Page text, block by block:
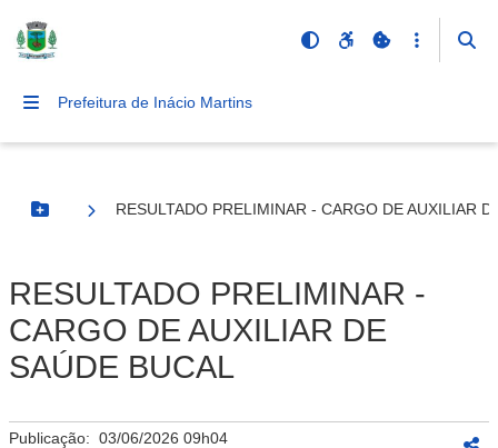
Prefeitura de Inácio Martins
Botão Menu
RESULTADO PRELIMINAR - CARGO DE AUXILIAR
RESULTADO PRELIMINAR -
CARGO DE AUXILIAR DE
SAÚDE BUCAL
Publicação: 03/06/2026 09h04